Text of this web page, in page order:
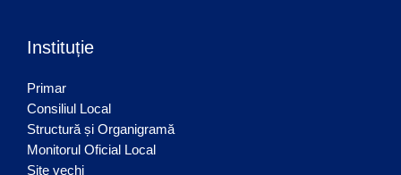
Instituție
Primar
Consiliul Local
Structură și Organigramă
Monitorul Oficial Local
Site vechi